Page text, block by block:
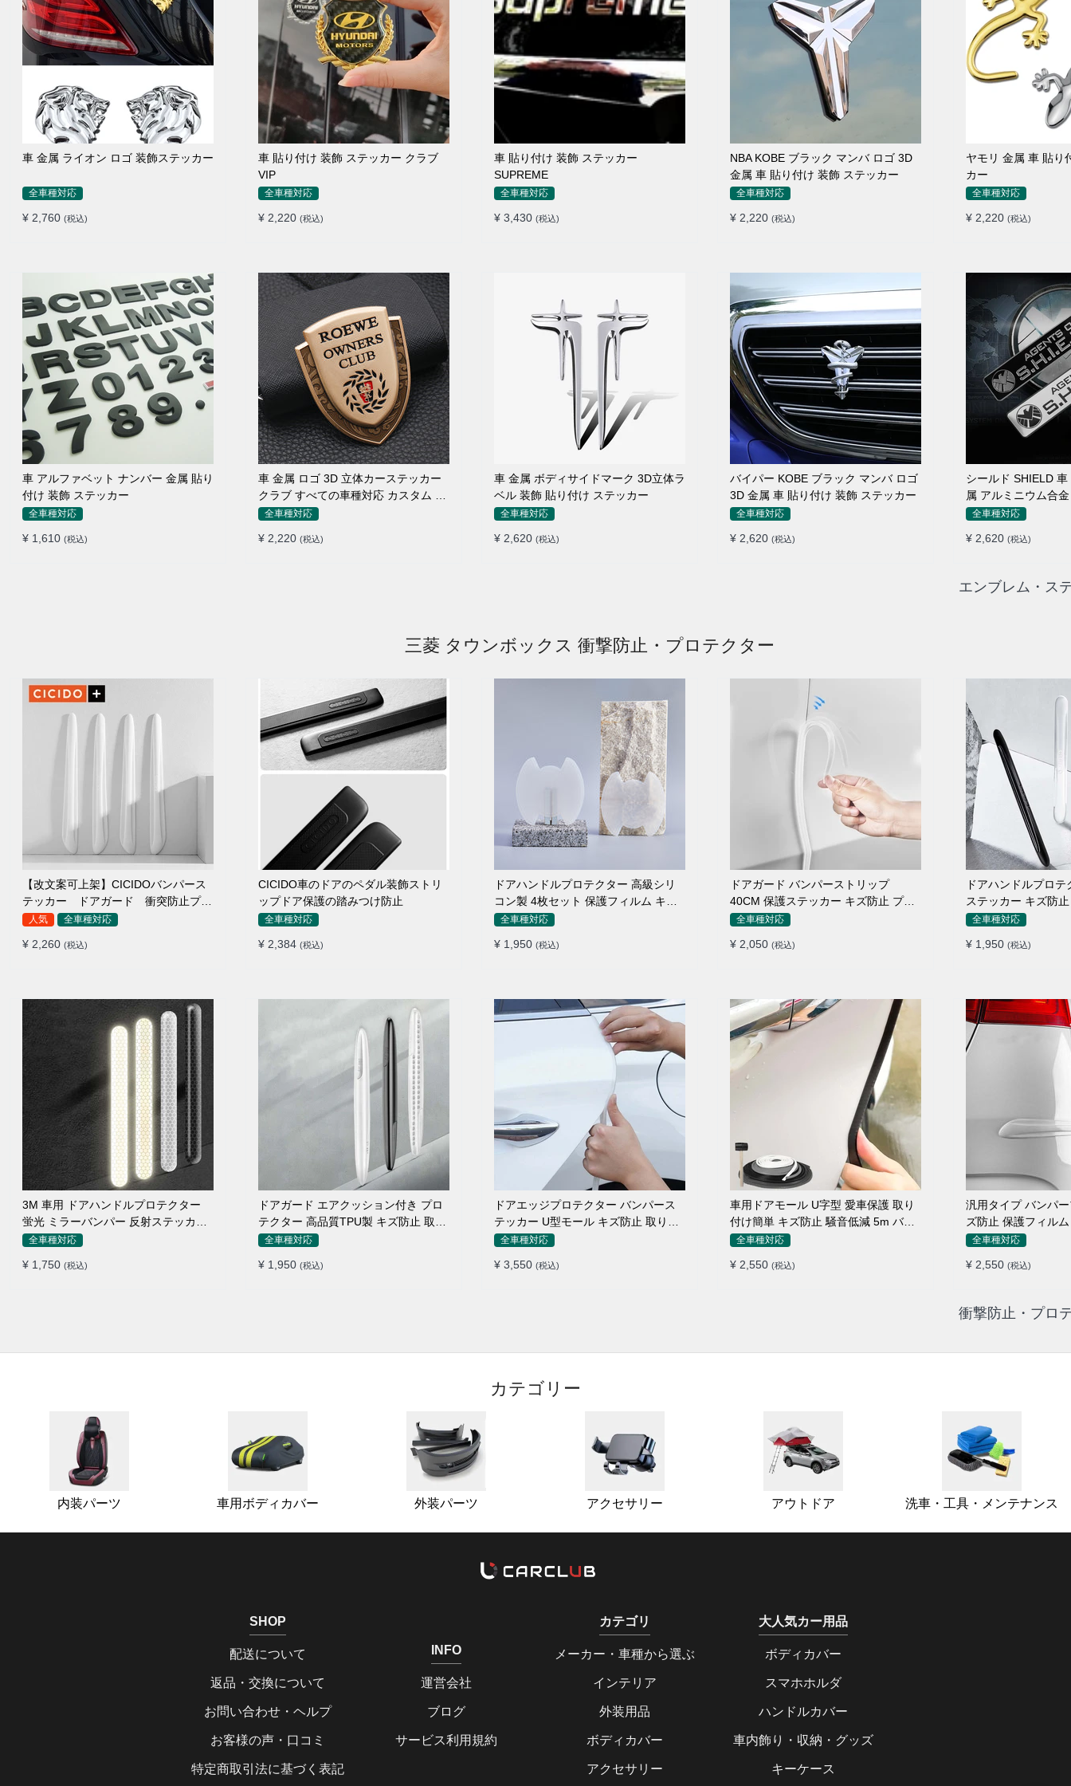
車 金属 ライオン ロゴ 装飾ステッカー
全車種対応
¥ 2,760 (税込)
車 貼り付け 装飾 ステッカー クラブ
VIP
全車種対応
¥ 2,220 (税込)
車 貼り付け 装飾 ステッカー
SUPREME
全車種対応
¥ 3,430 (税込)
NBA KOBE ブラック マンバ ロゴ 3D
金属 車 貼り付け 装飾 ステッカー
全車種対応
¥ 2,220 (税込)
ヤモリ 金属 車 貼り
カー
全車種対応
¥ 2,220 (税込)
車 アルファベット ナンバー 金属 貼り
付け 装飾 ステッカー
全車種対応
¥ 1,610 (税込)
車 金属 ロゴ 3D 立体カーステッカー
クラブ すべての車種対応 カスタム サ
イドポスト
全車種対応
¥ 2,220 (税込)
車 金属 ボディサイドマーク 3D立体ラ
ベル 装飾 貼り付け ステッカー
全車種対応
¥ 2,620 (税込)
バイパー KOBE ブラック マンバ ロゴ
3D 金属 車 貼り付け 装飾 ステッカー
全車種対応
¥ 2,620 (税込)
シールド SHIELD
属 アルミニウム合
ルージョン ステッ
全車種対応
¥ 2,620 (税込)
エンブレム・ス
三菱 タウンボックス 衝撃防止・プロテクター
【改文案可上架】CICIDOバンパース
テッカー ドアガード 衝突防止プロ
テクター 耐スクラッチ シリカゲル
人気 全車種対応
¥ 2,260 (税込)
CICIDO車のドアのペダル装飾ストリ
ップドア保護の踏みつけ防止
全車種対応
¥ 2,384 (税込)
ドアハンドルプロテクター 高級シリ
コン製 4枚セット 保護フィルム キズ
防止 全車種
全車種対応
¥ 1,950 (税込)
ドアガード バンパーストリップ
40CM 保護ステッカー キズ防止 プロ
テクターシール
全車種対応
¥ 2,050 (税込)
ドアハンドルプロ
ステッカー キズ防
枚セット
全車種対応
¥ 1,950 (税込)
3M 車用 ドアハンドルプロテクター
蛍光 ミラーバンパー 反射ステッカー
保護フィルム
全車種対応
¥ 1,750 (税込)
ドアガード エアクッション付き プロ
テクター 高品質TPU製 キズ防止 取り
付け簡単
全車種対応
¥ 1,950 (税込)
ドアエッジプロテクター バンパース
テッカー U型モール キズ防止 取り付
け簡単 騒音低減
全車種対応
¥ 3,550 (税込)
車用ドアモール U字型 愛車保護 取り
付け簡単 キズ防止 騒音低減 5m バン
パーストリップ
全車種対応
¥ 2,550 (税込)
汎用タイプ バンパ
ズ防止 保護フィル
ィット感抜群
全車種対応
¥ 2,550 (税込)
衝撃防止・プロ
カテゴリー
内装パーツ 車用ボディカバー 外装パーツ アクセサリー アウトドア 洗車・工具・メンテナンス
SHOP
配送について
返品・交換について
お問い合わせ・ヘルプ
お客様の声・口コミ
特定商取引法に基づく表記
INFO
運営会社
ブログ
サービス利用規約
カテゴリ
メーカー・車種から選ぶ
インテリア
外装用品
ボディカバー
アクセサリー
大人気カー用品
ボディカバー
スマホホルダ
ハンドルカバー
車内飾り・収納・グッズ
キーケース